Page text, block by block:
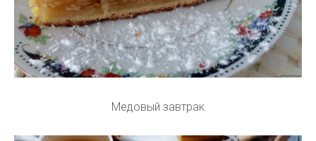
Медовый завтрак